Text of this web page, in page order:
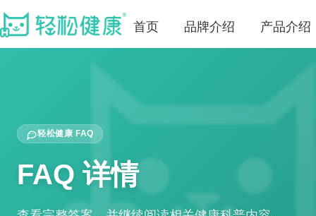
首页 品牌介绍 产品介绍
轻松健康 FAQ
FAQ 详情